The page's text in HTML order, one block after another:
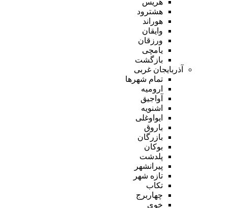
هشترود
هوراند
وایقان
ورزقان
یامچی
بازگشت
آذربایجان غربی
تمام شهر‌ها
ارومیه
آواجیق
اشنویه
ایواوغلی
باروق
بازرگان
بوکان
پلدشت
پیرانشهر
تازه شهر
تکاب
چهاربرج
خوی